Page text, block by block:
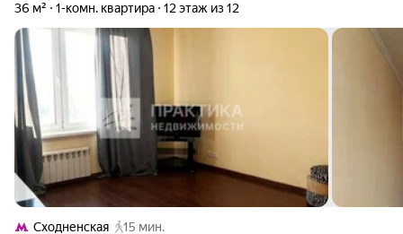
36 м² 1-комн. квартира 12 этаж из 12
Сходненская
15 мин.